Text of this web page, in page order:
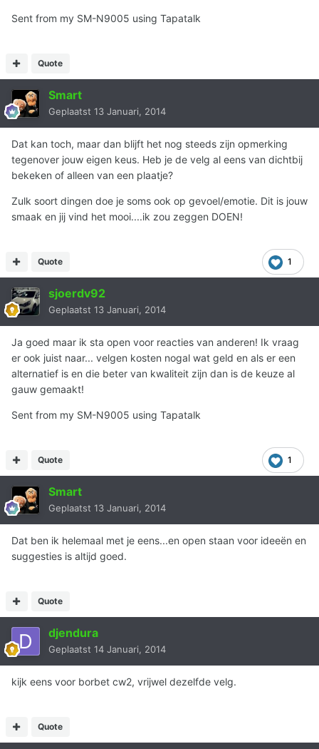
Sent from my SM-N9005 using Tapatalk
Quote
Smart
Geplaatst 13 Januari, 2014
Dat kan toch, maar dan blijft het nog steeds zijn opmerking
tegenover jouw eigen keus. Heb je de velg al eens van dichtbij
bekeken of alleen van een plaatje?
Zulk soort dingen doe je soms ook op gevoel/emotie. Dit is jouw
smaak en jij vind het mooi....ik zou zeggen DOEN!
1
Quote
sjoerdv92
Geplaatst 13 Januari, 2014
Ja goed maar ik sta open voor reacties van anderen! Ik vraag
er ook juist naar... velgen kosten nogal wat geld en als er een
alternatief is en die beter van kwaliteit zijn dan is de keuze al
gauw gemaakt!
Sent from my SM-N9005 using Tapatalk
1
Quote
Smart
Geplaatst 13 Januari, 2014
Dat ben ik helemaal met je eens...en open staan voor ideeën en
suggesties is altijd goed.
Quote
djendura
Geplaatst 14 Januari, 2014
kijk eens voor borbet cw2, vrijwel dezelfde velg.
Quote